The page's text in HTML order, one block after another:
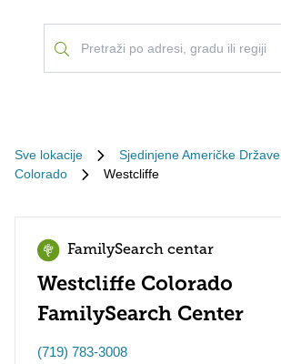
Sve lokacije
Sjedinjene Američke Države
Colorado
Westcliffe
FamilySearch centar
Westcliffe Colorado
FamilySearch Center
(719) 783-3008